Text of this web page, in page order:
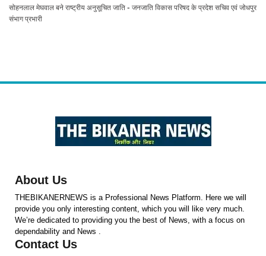
सोहनलाल मेघवाल बने राष्ट्रीय अनुसूचित जाति - जनजाति विकास परिषद के प्रदेश सचिव एवं जोधपुर
संभाग प्रभारी
About Us
THEBIKANERNEWS is a Professional News Platform. Here we will
provide you only interesting content, which you will like very much.
We’re dedicated to providing you the best of News, with a focus on
dependability and News .
Contact Us